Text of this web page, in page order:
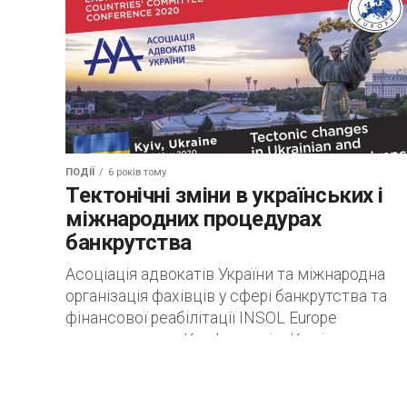
ПОДІЇ 6 років тому
Тектонічні зміни в українських і
міжнародних процедурах
банкрутства
Асоціація адвокатів України та міжнародна
організація фахівців у сфері банкрутства та
фінансової реабілітації INSOL Europe
запрошують на Конференцію Комітету